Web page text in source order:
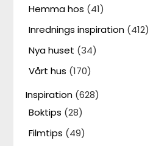
Hemma hos (41)
Inrednings inspiration (412)
Nya huset (34)
Vårt hus (170)
Inspiration (628)
Boktips (28)
Filmtips (49)